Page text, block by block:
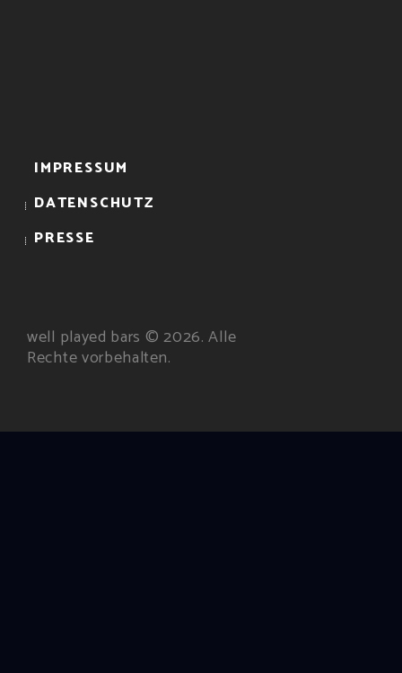
IMPRESSUM
DATENSCHUTZ
PRESSE
well played bars © 2026. Alle
Rechte vorbehalten.